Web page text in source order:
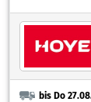
bis Do